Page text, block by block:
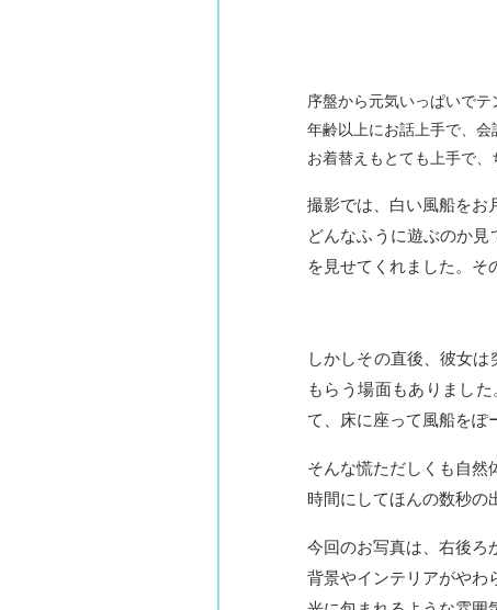
序盤から元気いっぱいでテ
年齢以上にお話上手で、会
お着替えもとても上手で
撮影では、白い風船をお
どんなふうに遊ぶのか
を見せてくれました。そ
しかしその直後、彼女
もらう場面もありまし
て、床に座って風船をぽ
そんな慌ただしくも自然
時間にしてほんの数秒の
今回のお写真は、右後ろ
背景やインテリアがやわ